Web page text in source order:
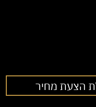
הצעת מחיר